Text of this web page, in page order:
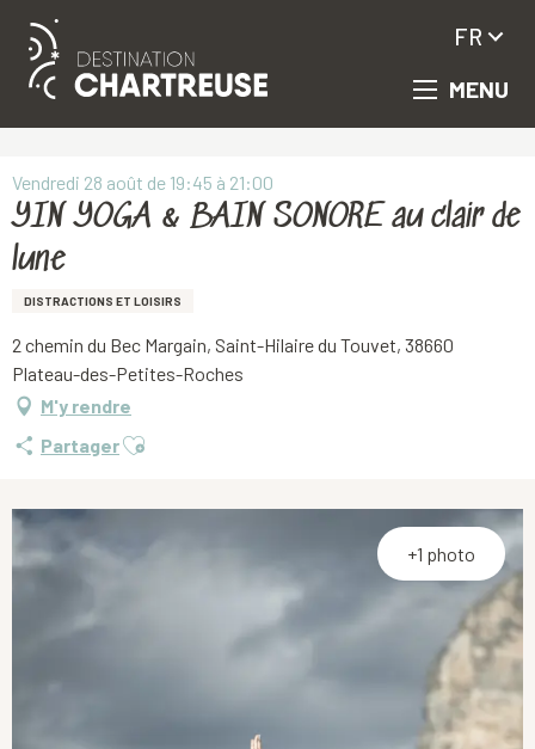
Aller
principal
MENU
FR
Vendredi 28 août de 19:45 à 21:00
YIN YOGA & BAIN SONORE au clair de
lune
DISTRACTIONS ET LOISIRS
2 chemin du Bec Margain, Saint-Hilaire du Touvet, 38660
Plateau-des-Petites-Roches
M'y rendre
PartagerAjouter aux favoris
+1 photo